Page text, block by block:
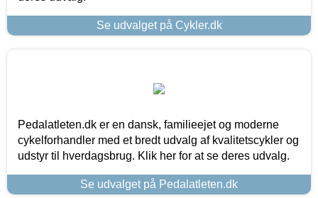
Se udvalget på Cykler.dk
Pedalatleten.dk er en dansk, familieejet og moderne
cykelforhandler med et bredt udvalg af kvalitetscykler og
udstyr til hverdagsbrug. Klik her for at se deres udvalg.
Se udvalget på Pedalatleten.dk